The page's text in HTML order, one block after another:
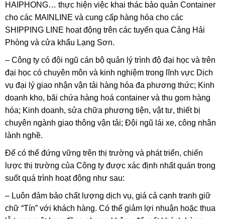
HAIPHONG… thực hiện việc khai thác bảo quản Container
cho các MAINLINE và cung cấp hàng hóa cho các
SHIPPING LINE hoạt động trên các tuyến qua Cảng Hải
Phòng và cửa khẩu Lạng Sơn.
– Công ty có đội ngũ cán bộ quản lý trình độ đại học và trên
đại học có chuyên môn và kinh nghiệm trong lĩnh vực Dịch
vụ đại lý giao nhận vận tải hàng hóa đa phương thức; Kinh
doanh kho, bãi chứa hàng hoá container và thu gom hàng
hóa; Kinh doanh, sửa chữa phương tiện, vật tư, thiết bị
chuyên ngành giao thông vận tải; Đội ngũ lái xe, công nhân
lành nghề.
Để có thể đứng vững trên thị trường và phát triển, chiến
lược thị trường của Công ty được xác định nhất quán trong
suốt quá trình hoạt động như sau:
– Luôn đảm bảo chất lượng dịch vụ, giá cả cạnh tranh giữ
chữ “Tín” với khách hàng. Có thể giảm lợi nhuận hoặc thua